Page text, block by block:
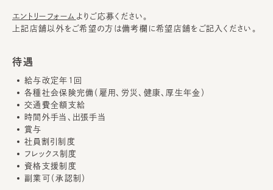
エントリーフォーム よりご応募ください。
上記店舗以外をご希望の方は備考欄に希望店舗をご記入ください。
待遇
給与改定年1回
各種社会保険完備（雇用、労災、健康、厚生年金）
交通費全額支給
時間外手当、出張手当
賞与
社員割引制度
フレックス制度
資格支援制度
副業可（承認制）